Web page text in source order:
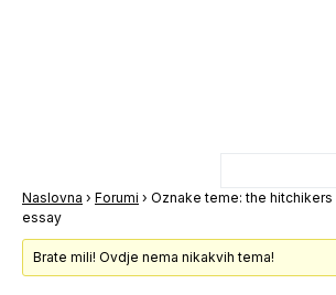
Naslovna › Forumi › Oznake teme: the
essay
Brate mili! Ovdje nema nikakvih tema!